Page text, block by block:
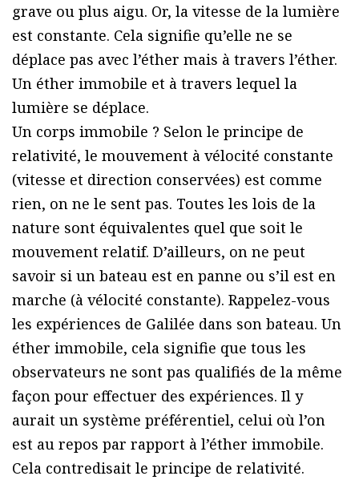
grave ou plus aigu. Or, la vitesse de la lumière
est constante. Cela signifie qu’elle ne se
déplace pas avec l’éther mais à travers l’éther.
Un éther immobile et à travers lequel la
lumière se déplace.
Un corps immobile ? Selon le principe de
relativité, le mouvement à vélocité constante
(vitesse et direction conservées) est comme
rien, on ne le sent pas. Toutes les lois de la
nature sont équivalentes quel que soit le
mouvement relatif. D’ailleurs, on ne peut
savoir si un bateau est en panne ou s’il est en
marche (à vélocité constante). Rappelez-vous
les expériences de Galilée dans son bateau. Un
éther immobile, cela signifie que tous les
observateurs ne sont pas qualifiés de la même
façon pour effectuer des expériences. Il y
aurait un système préférentiel, celui où l’on
est au repos par rapport à l’éther immobile.
Cela contredisait le principe de relativité.